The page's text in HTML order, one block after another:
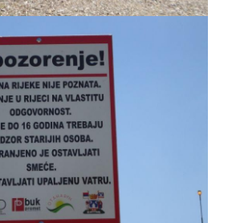
ПОЗИВ ЗА ПРИЈАВУ
ОДЛАГАЊА ОТПАДА УЗ
ФИНАНСИЈСКЕ НАГРАДЕ